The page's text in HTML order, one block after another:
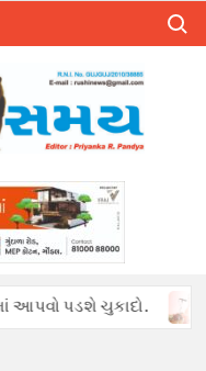
પડશે ચુકાદો.